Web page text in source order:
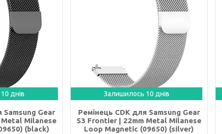
днів
Samsung Gear
Metal Milanese
(black)
Залишилось 10 днів
Ремінець CDK для Samsung Gear
S3 Frontier | 22mm Metal Milanese
Loop Magnetic (09650) (silver)